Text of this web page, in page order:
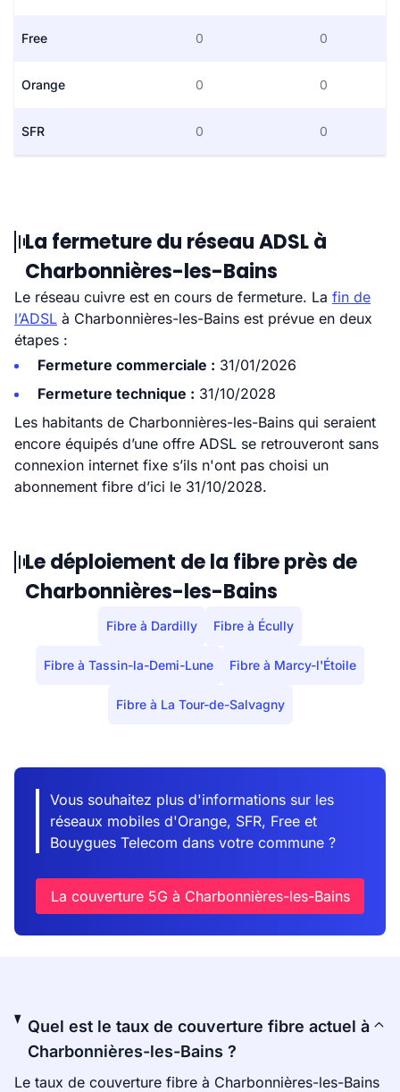
Free 0 0
Orange 0 0
SFR 0 0
La fermeture du réseau ADSL à
Charbonnières-les-Bains
Le réseau cuivre est en cours de fermeture. La fin de
l’ADSL à Charbonnières-les-Bains est prévue en deux
étapes :
Fermeture commerciale : 31/01/2026
Fermeture technique : 31/10/2028
Les habitants de Charbonnières-les-Bains qui seraient
encore équipés d’une offre ADSL se retrouveront sans
connexion internet fixe s’ils n'ont pas choisi un
abonnement fibre d’ici le 31/10/2028.
Le déploiement de la fibre près de
Charbonnières-les-Bains
Fibre à Dardilly Fibre à Écully
Fibre à Tassin-la-Demi-Lune Fibre à Marcy-l'Étoile
Fibre à La Tour-de-Salvagny
Vous souhaitez plus d'informations sur les
réseaux mobiles d'Orange, SFR, Free et
Bouygues Telecom dans votre commune ?
La couverture 5G à Charbonnières-les-Bains
Quel est le taux de couverture fibre actuel à
Charbonnières-les-Bains ?
Le taux de couverture fibre à Charbonnières-les-Bains